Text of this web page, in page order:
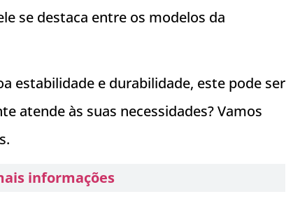
se destaca entre os modelos da
estabilidade e durabilidade, este pode ser
atende às suas necessidades? Vamos
informações